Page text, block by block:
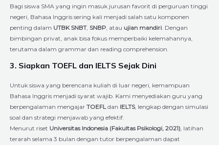
Bagi siswa SMA yang ingin masuk jurusan favorit di perguruan tinggi
negeri, Bahasa Inggris sering kali menjadi salah satu komponen
penting dalam UTBK SNBT, SNBP , atau ujian mandiri . Dengan
bimbingan privat, anak bisa fokus memperbaiki kelemahannya,
terutama dalam grammar dan reading comprehension.
3. Siapkan TOEFL dan IELTS Sejak Dini
Untuk siswa yang berencana kuliah di luar negeri, kemampuan
Bahasa Inggris menjadi syarat wajib. Kami menyediakan guru yang
berpengalaman mengajar TOEFL dan IELTS, lengkap dengan simulasi
soal dan strategi menjawab yang efektif.
Menurut riset Universitas Indonesia (Fakultas Psikologi, 2021) , latihan
terarah selama 3 bulan dengan tutor berpengalaman dapat